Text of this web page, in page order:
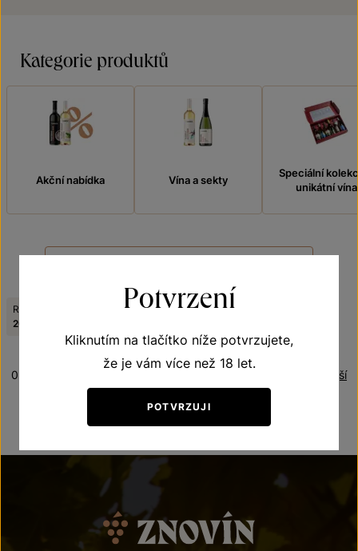
Kategorie produktů
Akční nabídka Vína a sekty
Speciální
unikátní vína
Ročník:
2019
Viniční trať:
Nejnovější
0 produktů
Potvrzení
Kliknutím na tlačítko níže potvrzujete,
že je vám více než 18 let.
POTVRZUJI